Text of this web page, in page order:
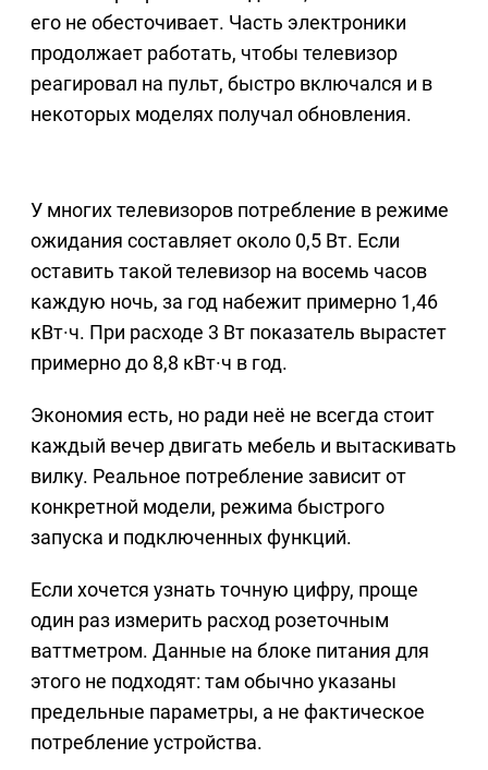
его не обесточивает. Часть электроники
продолжает работать, чтобы телевизор
реагировал на пульт, быстро включался и в
некоторых моделях получал обновления.
У многих телевизоров потребление в режиме
ожидания составляет около 0,5 Вт. Если
оставить такой телевизор на восемь часов
каждую ночь, за год набежит примерно 1,46
кВт·ч. При расходе 3 Вт показатель вырастет
примерно до 8,8 кВт·ч в год.
Экономия есть, но ради неё не всегда стоит
каждый вечер двигать мебель и вытаскивать
вилку. Реальное потребление зависит от
конкретной модели, режима быстрого
запуска и подключенных функций.
Если хочется узнать точную цифру, проще
один раз измерить расход розеточным
ваттметром. Данные на блоке питания для
этого не подходят: там обычно указаны
предельные параметры, а не фактическое
потребление устройства.